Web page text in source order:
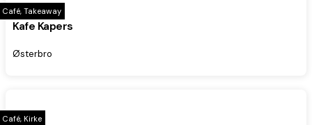
Café, Takeaway
Kafe Kapers
Østerbro
Café, Kirke